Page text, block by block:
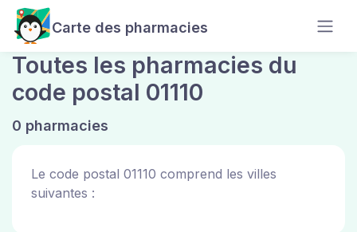
Carte des pharmacies
Toutes les pharmacies du
code postal 01110
0 pharmacies
Le code postal 01110 comprend les villes
suivantes :